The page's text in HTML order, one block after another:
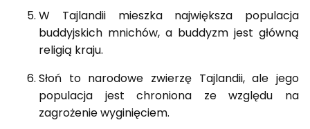
W Tajlandii mieszka największa populacja
buddyjskich mnichów, a buddyzm jest główną
religią kraju.
Słoń to narodowe zwierzę Tajlandii, ale jego
populacja jest chroniona ze względu na
zagrożenie wyginięciem.